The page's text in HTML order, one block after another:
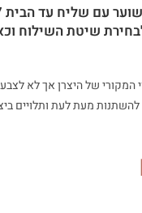
שיטת השילוח
המקורי של היצרן אך לא
להשתנות מעת לעת ותלויים